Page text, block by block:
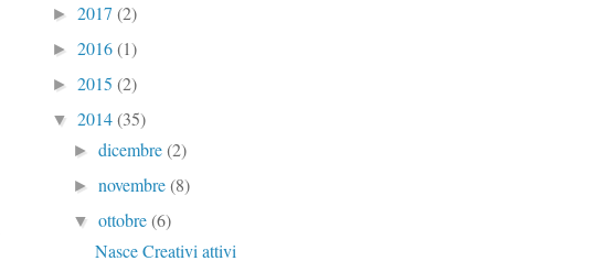
► 2017 (2)
► 2016(1)
► 2015 (2)
▼ 2014(35)
►dicembre(2)
►novembre(8)
▼ottobre(6)
Nasce Creativi attivi